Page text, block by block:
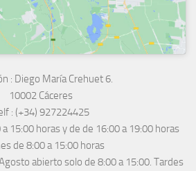
: Diego María Crehuet 6.
10002 Cáceres
: (+34) 927224425
a 15:00 horas y de de 16:00 a 19:00 horas
de 8:00 a 15:00 horas
abierto solo de 8:00 a 15:00. Tardes